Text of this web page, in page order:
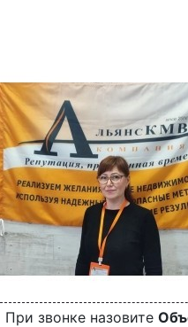
2
При звонке назовите